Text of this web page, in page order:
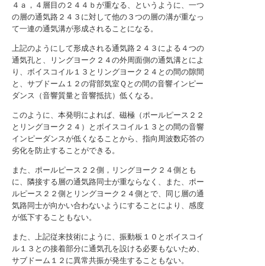
４ａ，４層目の２４４ｂが重なる、というように、一つ
の層の通気路２４３に対して他の３つの層の溝が重なっ
て一連の通気溝が形成されることになる。
上記のようにして形成される通気路２４３による４つの
通気孔と、リングヨーク２４の外周面側の通気溝とによ
り、ボイスコイル１３とリングヨーク２４との間の隙間
と、サブドーム１２の背部気室Ｑとの間の音響インピー
ダンス（音響質量と音響抵抗）低くなる。
このように、本発明によれば、磁極（ポールピース２２
とリングヨーク２４）とボイスコイル１３との間の音響
インピーダンスが低くなることから、指向周波数応答の
劣化を防止することができる。
また、ポールピース２２側，リングヨーク２４側とも
に、隣接する層の通気路同士が重ならなく、また、ポー
ルピース２２側とリングヨーク２４側とで、同じ層の通
気路同士が向かい合わないようにすることにより、感度
が低下することもない。
また、上記従来技術にように、振動板１０とボイスコイ
ル１３との接着部分に通気孔を設ける必要もないため、
サブドーム１２に異常共振が発生することもない。